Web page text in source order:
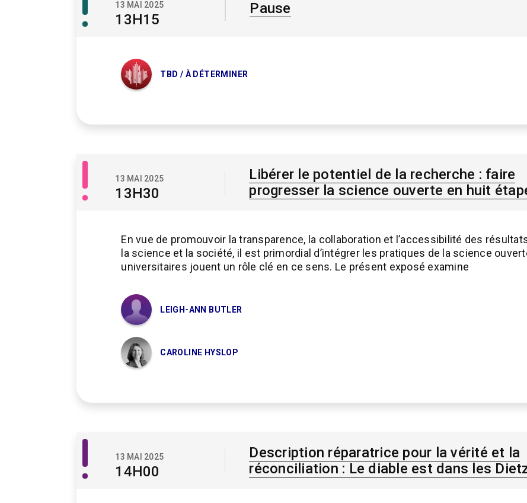
13 MAI 2025
13H15
Pause
TBD / À DÉTERMINER
/
13 MAI 2025
13H30
Libérer le potentiel de la recherche : faire
progresser la science ouverte en huit
En vue de promouvoir la transparence, la collaboration et l’accessibilité des
la science et la société, il est primordial d’intégrer les pratiques de la science
universitaires jouent un rôle clé en ce sens. Le présent exposé examine
LEIGH-ANN BUTLER
CAROLINE HYSLOP
numérique13 MAI 2025
14H00
Description réparatrice pour la vérité et la
réconciliation : Le diable est dans les